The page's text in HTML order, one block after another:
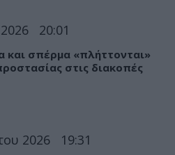
20:01
και σπέρμα «πλήττονται»
στις διακοπές
2026 19:31